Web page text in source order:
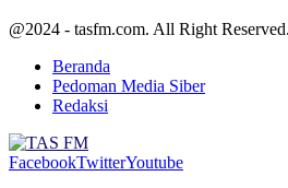
@2024 - tasfm.com. All Right Reserved.
Beranda
Pedoman Media Siber
Redaksi
FacebookTwitterYoutube